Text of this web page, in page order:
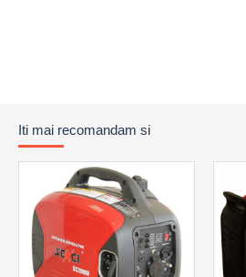
esentiali de functionare (tensiune,
functionare). Toate acestea asigura
continua si controlul eficient al
aplicatii automatizate. Generatorul
sisteme de protectie integrate,
scazut al uleiului cu oprire
Iti mai recomandam si